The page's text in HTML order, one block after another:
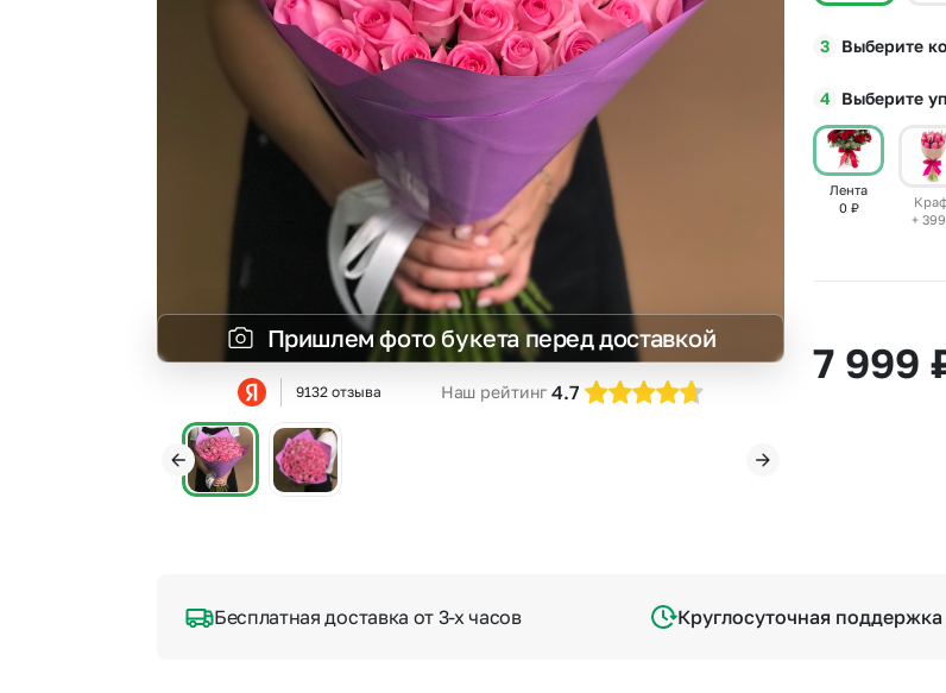
Гвоздики
Гипсофила
Ирисы
Сухоцветы
Фрезия
Эустома
Хиты продаж
Новинки
Все категории
Пришлем фото букета перед доставкой
9132 отзыва Наш рейтинг 4.7
Выберите
Выберите
Лента
0 ₽
+ 399
7 999
Бесплатная доставка от 3-х часов Круглосуточная поддержка